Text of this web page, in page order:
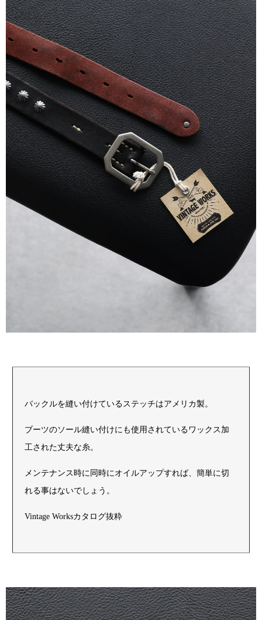
バックルを縫い付けているステッチはアメリカ製。
ブーツのソール縫い付けにも使用されているワックス加
工された丈夫な糸。
メンテナンス時に同時にオイルアップすれば、簡単に切
れる事はないでしょう。
Vintage Worksカタログ抜粋